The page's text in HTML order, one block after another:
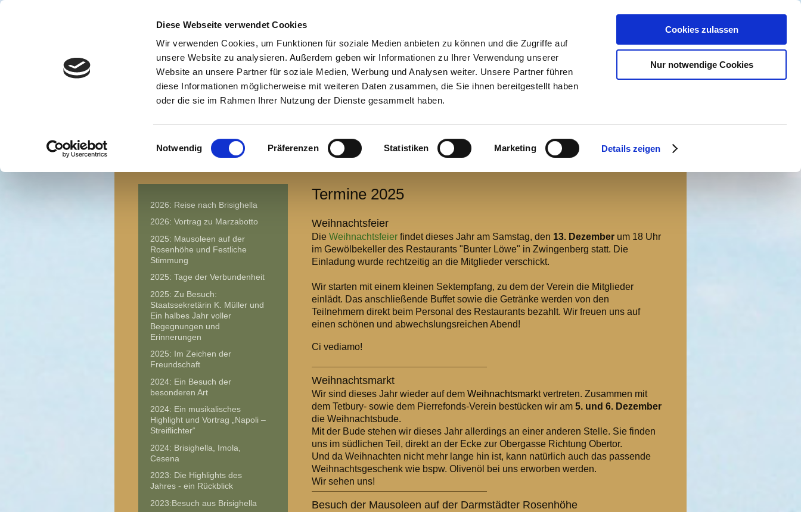
Diese Webseite verwendet Cookies
Wir verwenden Cookies, um Funktionen für soziale Medien anbieten zu können und die Zugriffe auf
unsere Website zu analysieren. Außerdem geben wir Informationen zu Ihrer Verwendung unserer
Website an unsere Partner für soziale Medien, Werbung und Analysen weiter. Unsere Partner führen
diese Informationen möglicherweise mit weiteren Daten zusammen, die Sie ihnen bereitgestellt haben
oder die sie im Rahmen Ihrer Nutzung der Dienste gesammelt haben.
Einwilligungsauswahl
Notwendig Präferenzen Statistiken Marketing Details zeigen
Cookies zulassen
Nur notwendige Cookies
Startseite Der Verein Unsere Partnerstadt Termine Archiv Kontakt
Termine 2025
Weihnachtsfeier
Die Weihnachtsfeierfindet dieses Jahr am Samstag, den 13. Dezemberum 18 Uhr
im Gewölbekeller des Restaurants "Bunter Löwe" in Zwingenberg statt. Die
Einladung wurde rechtzeitig an die Mitglieder verschickt.
Wir starten mit einem kleinen Sektempfang, zu dem der Verein die Mitglieder
einlädt. Das anschließende Buffet sowie die Getränke werden von den
Teilnehmern direkt beim Personal des Restaurants bezahlt. Wir freuen uns auf
einen schönen und abwechslungsreichen Abend!
Ci vediamo!
Weihnachtsmarkt
Wir sind dieses Jahr wieder auf dem Weihnachtsmarktvertreten. Zusammen mit
dem Tetbury- sowie dem Pierrefonds-Verein bestücken wir am 5. und 6. Dezember
die Weihnachtsbude.
Mit der Bude stehen wir dieses Jahr allerdings an einer anderen Stelle. Sie finden
uns im südlichen Teil, direkt an der Ecke zur Obergasse Richtung Obertor.
Und da Weihnachten nicht mehr lange hin ist, kann natürlich auch das passende
Weihnachtsgeschenk wie bspw. Olivenöl bei uns erworben werden.
Wir sehen uns!
Besuch der Mausoleen auf der Darmstädter Rosenhöhe
2026: Reise nach Brisighella
2026: Vortrag zu Marzabotto
2025: Mausoleen auf der
Rosenhöhe und Festliche
Stimmung
2025: Tage der Verbundenheit
2025: Zu Besuch:
Staatssekretärin K. Müller und
Ein halbes Jahr voller
Begegnungen und
Erinnerungen
2025: Im Zeichen der
Freundschaft
2024: Ein Besuch der
besonderen Art
2024: Ein musikalisches
Highlight und Vortrag „Napoli –
Streiflichter“
2024: Brisighella, Imola,
Cesena
2023: Die Highlights des
Jahres - ein Rückblick
2023:Besuch aus Brisighella